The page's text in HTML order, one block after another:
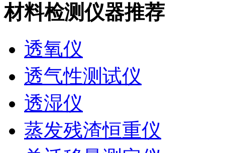
材料检测仪器推荐
透氧仪
透气性测试仪
透湿仪
蒸发残渣恒重仪